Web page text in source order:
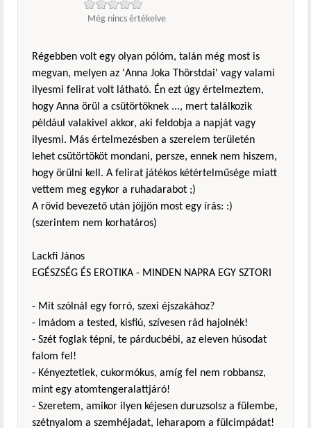
Még nincs értékelve
Régebben volt egy olyan pólóm, talán még most is
megvan, melyen az 'Anna Joka Thörstdai' vagy valami
ilyesmi felirat volt látható. Én ezt úgy értelmeztem,
hogy Anna örül a csütörtöknek ..., mert találkozik
például valakivel akkor, aki feldobja a napját vagy
ilyesmi. Más értelmezésben a szerelem területén
lehet csütörtököt mondani, persze, ennek nem hiszem,
hogy örülni kell. A felirat játékos kétértelműsége miatt
vettem meg egykor a ruhadarabot ;)
A rövid bevezető után jöjjön most egy írás: :)
(szerintem nem korhatáros)
Lackfi János
EGÉSZSÉG ÉS EROTIKA - MINDEN NAPRA EGY SZTORI
- Mit szólnál egy forró, szexi éjszakához?
- Imádom a tested, kisfiú, szívesen rád hajolnék!
- Szét foglak tépni, te párducbébi, az eleven húsodat
falom fel!
- Kényeztetlek, cukormókus, amíg fel nem robbansz,
mint egy atomtengeralattjáró!
- Szeretem, amikor ilyen kéjesen duruzsolsz a fülembe,
szétnyalom a szemhéjadat, leharapom a fülcimpádat!